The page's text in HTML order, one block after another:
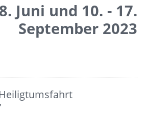
Juni und 10. - 17.
September 2023